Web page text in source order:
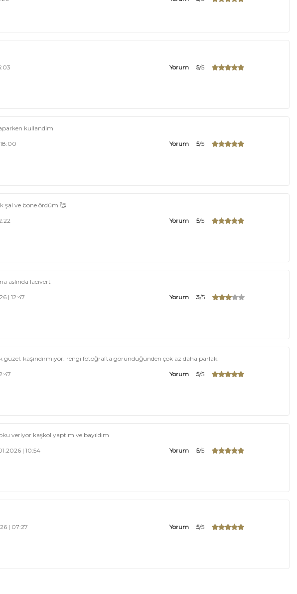
Yorum 5/5
kullandim
Yorum 5/5
şal ve bone ördüm 🥰
Yorum 5/5
aslında lacivert
| 12:47 Yorum 3/5
güzel. kaşındırmıyor. rengi fotoğrafta göründüğünden çok az daha parlak.
Yorum 5/5
veriyor kaşkol yaptım ve bayıldım
| 10:54 Yorum 5/5
| 07:27 Yorum 5/5